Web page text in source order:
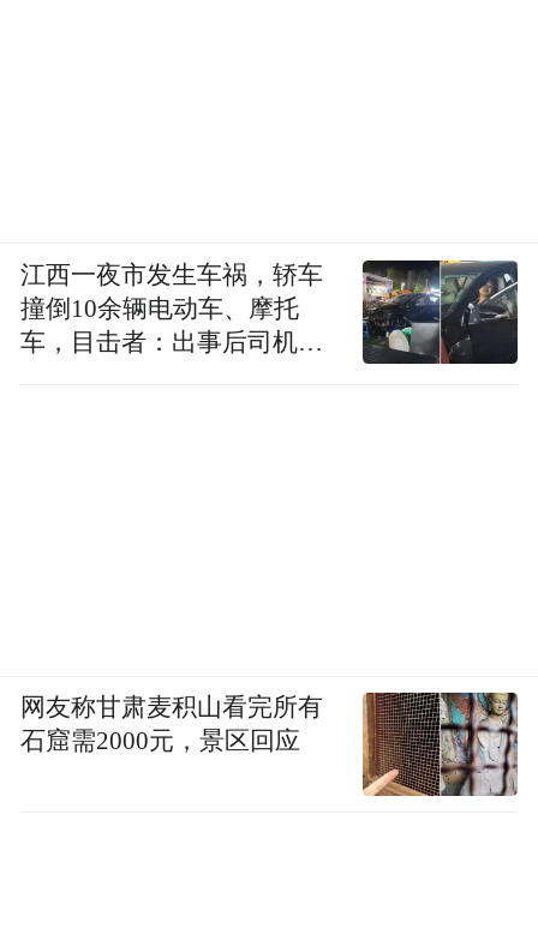
江西一夜市发生车祸，轿车
撞倒10余辆电动车、摩托
车，目击者：出事后司机一
网友称甘肃麦积山看完所有
石窟需2000元，景区回应